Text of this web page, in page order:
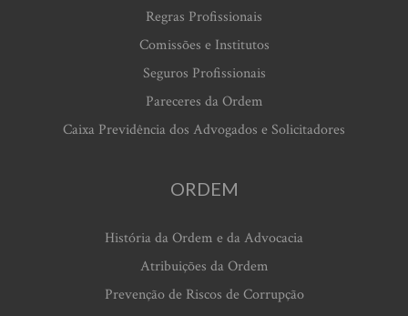
Regras Profissionais
Comissões e Institutos
Seguros Profissionais
Pareceres da Ordem
Caixa Previdência dos Advogados e Solicitadores
ORDEM
História da Ordem e da Advocacia
Atribuições da Ordem
Prevenção de Riscos de Corrupção